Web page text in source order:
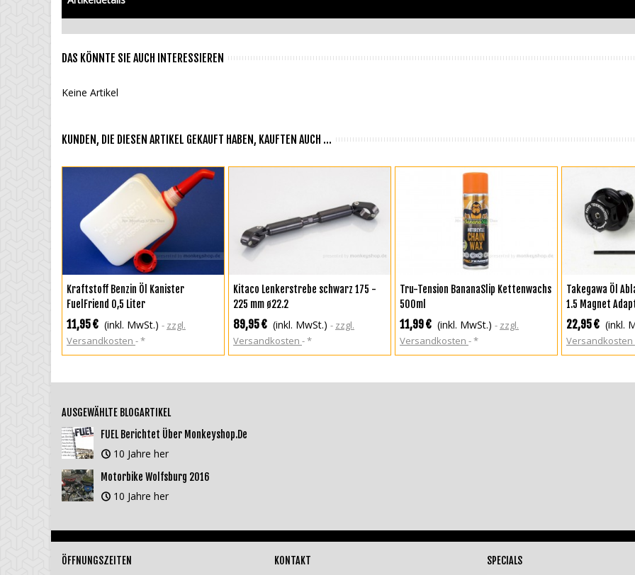
DAS KÖNNTE SIE AUCH INTERESSIEREN
Keine Artikel
KUNDEN, DIE DIESEN ARTIKEL GEKAUFT HABEN, KAUFTEN AUCH ...
IN DEN WARENKORB
Kraftstoff Benzin Öl Kanister
FuelFriend 0,5 Liter
11,95 € (inkl. MwSt.)
zzgl.
Versandkosten
*
IN DEN WARENKORB
Kitaco Lenkerstrebe schwarz 175 -
225 mm ø22.2
89,95 € (inkl. MwSt.)
zzgl.
Versandkosten
*
IN DEN WARENKORB
Tru-Tension BananaSlip Kettenwachs
500ml
11,99 € (inkl. MwSt.)
zzgl.
Versandkosten
*
IN DEN
Takegawa Öl
1.5 Magnet
Aluminium
22,95 € (inkl.
Versandkosten
AUSGEWÄHLTE BLOGARTIKEL
FUEL Berichtet Über Monkeyshop.de
10 Jahre her
Motorbike Wolfsburg 2016
10 Jahre her
ÖFFNUNGSZEITEN KONTAKT
SPECIALS